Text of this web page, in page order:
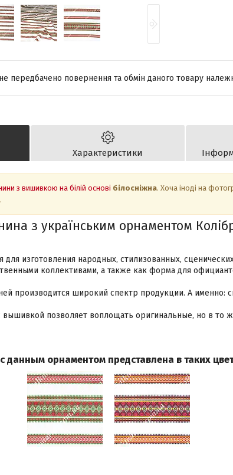
передбачено повернення та обмін даного товару
Характеристики
з вишивкою на білій основі білосніжна. Хоча іноді на
з українським орнаментом
для изготовления народных, стилизованных,
коллективами, а также как форма для
производится широкий спектр продукции. А именно:
позволяет воплощать оригинальные, но в то
данным орнаментом представлена в таких